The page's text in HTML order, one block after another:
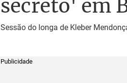
secreto' em
Sessão do longa de Kleber
Publicidade